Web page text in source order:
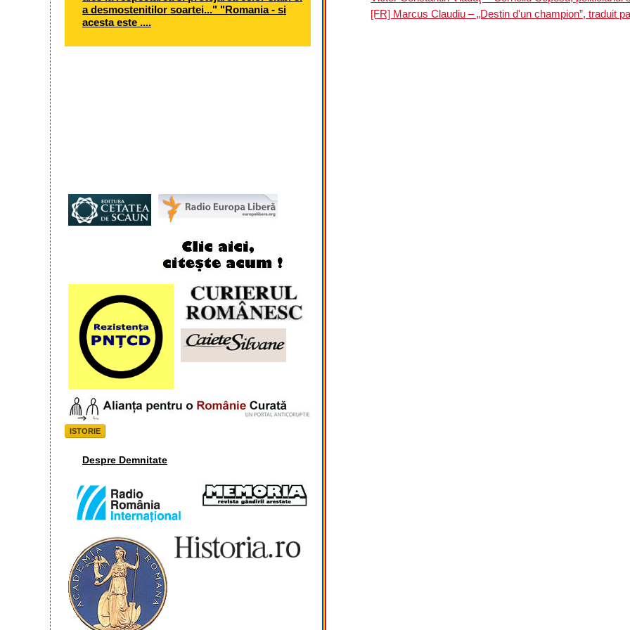
[FR] Marcus Claudiu – „Destin d'un champion”, traduit
a desmostenitilor soartei..." "Romania - si
acesta este ....
ISTORIE
Despre Demnitate